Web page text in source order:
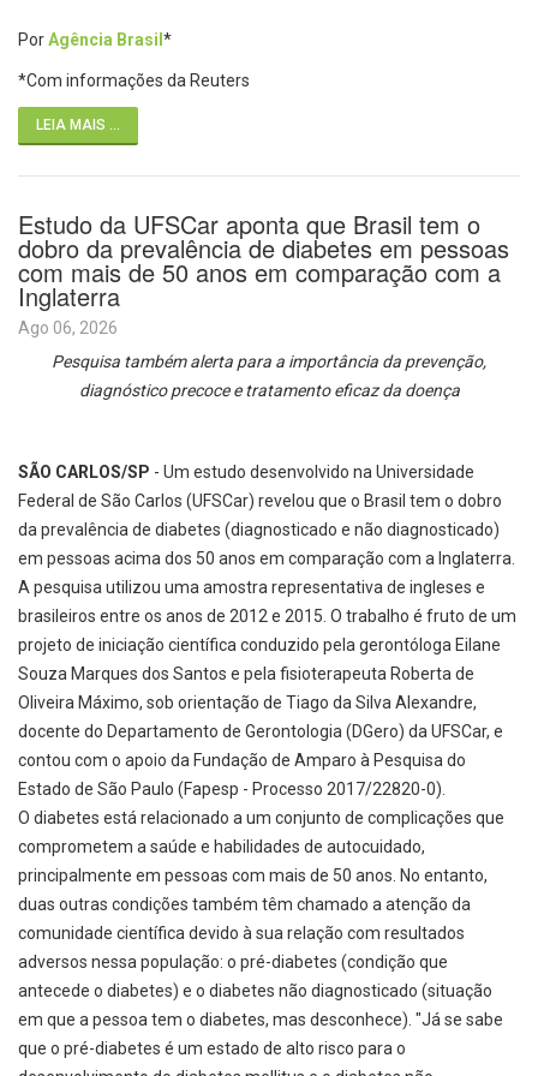
PorAgência Brasil *
*Com informações da Reuters
LEIA MAIS ...
Estudo da UFSCar aponta que Brasil tem o
dobro da prevalência de diabetes em pessoas
com mais de 50 anos em comparação com a
Inglaterra
Ago 06, 2026
Pesquisa também alerta para a importância da prevenção,
diagnóstico precoce e tratamento eficaz da doença
SÃO CARLOS/SP - Um estudo desenvolvido na Universidade
Federal de São Carlos (UFSCar) revelou que o Brasil tem o dobro
da prevalência de diabetes (diagnosticado e não diagnosticado)
em pessoas acima dos 50 anos em comparação com a Inglaterra.
A pesquisa utilizou uma amostra representativa de ingleses e
brasileiros entre os anos de 2012 e 2015. O trabalho é fruto de um
projeto de iniciação científica conduzido pela gerontóloga Eilane
Souza Marques dos Santos e pela fisioterapeuta Roberta de
Oliveira Máximo, sob orientação de Tiago da Silva Alexandre,
docente do Departamento de Gerontologia (DGero) da UFSCar, e
contou com o apoio da Fundação de Amparo à Pesquisa do
Estado de São Paulo (Fapesp - Processo 2017/22820-0).
O diabetes está relacionado a um conjunto de complicações que
comprometem a saúde e habilidades de autocuidado,
principalmente em pessoas com mais de 50 anos. No entanto,
duas outras condições também têm chamado a atenção da
comunidade científica devido à sua relação com resultados
adversos nessa população: o pré-diabetes (condição que
antecede o diabetes) e o diabetes não diagnosticado (situação
em que a pessoa tem o diabetes, mas desconhece). "Já se sabe
que o pré-diabetes é um estado de alto risco para o